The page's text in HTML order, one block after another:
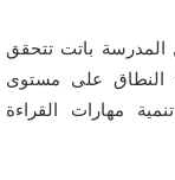
المدرسة باتت تتحقق
النطاق على مستوى
مهارات القراءة